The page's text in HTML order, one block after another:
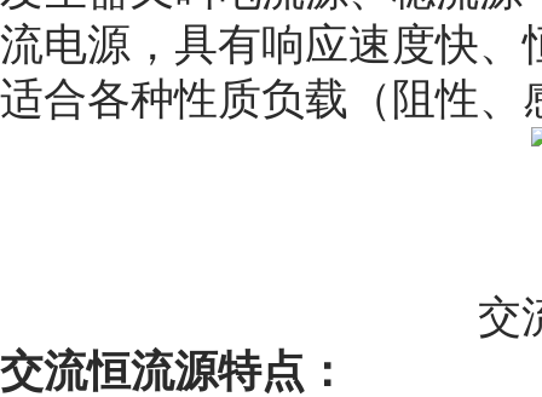
流电源，具有响应速度快
适合各种性质负载（阻性、
交
交流恒流源特点：